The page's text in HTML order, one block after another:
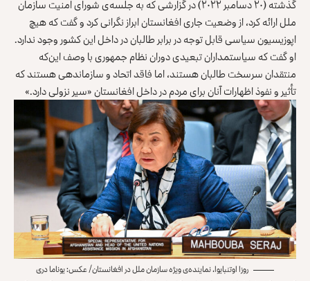
گذشته (۲۰ دسامبر ۲۰۲۲) در گزارشی که به جلسه‌ی شورای امنیت سازمان
ملل ارائه کرد، از وضعیت جاری افغانستان ابراز نگرانی کرد و گفت که هیچ
اپوزیسیون سیاسی قابل توجه در برابر طالبان در داخل این کشور وجود ندارد.
او گفت که سیاستمداران تبعیدی دوران نظام جمهوری با وصف این‌که
منتقدان سرسخت طالبان هستند، اما فاقد اتحاد و سازماندهی هستند که
تأثیر و نفوذ اظهارات آنان برای مردم در داخل افغانستان «سیر نزولی دارد.»
روزا اوتنبایوا، نماینده‌ی ویژه سازمان ملل در افغانستان/ عکس: یوناما دری